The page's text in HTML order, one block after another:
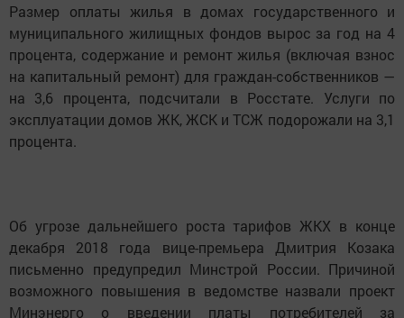
Размер оплаты жилья в домах государственного и
муниципального жилищных фондов вырос за год на 4
процента, содержание и ремонт жилья (включая взнос
на капитальный ремонт) для граждан-собственников —
на 3,6 процента, подсчитали в Росстате. Услуги по
эксплуатации домов ЖК, ЖСК и ТСЖ подорожали на 3,1
процента.
Об угрозе дальнейшего роста тарифов ЖКХ в конце
декабря 2018 года вице-премьера Дмитрия Козака
письменно предупредил Минстрой России. Причиной
возможного повышения в ведомстве назвали проект
Минэнерго о введении платы потребителей за